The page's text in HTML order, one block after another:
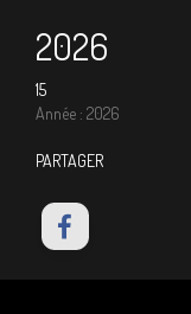
2026
15
Année : 2026
PARTAGER